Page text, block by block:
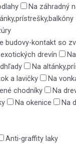
Na záhradný
budovy-kontakt so
drevín
Na
a lavičky
Na
chodníky
Na
Na okenice Na
Anti-graffity laky